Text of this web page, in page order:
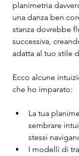
planimetria
una danza ben
stanza dovrebbe
successiva,
adatta al tuo stile
Ecco alcune
che ho imparato:
La tua
sembrare
stessi
I modelli di